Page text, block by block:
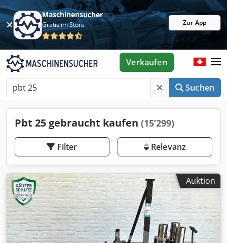
Maschinensucher
Gratis im Store Zur App
Suchen
Verkaufen
Pbt 25 gebraucht kaufen (15’299)
Filter Relevanz
Auktion